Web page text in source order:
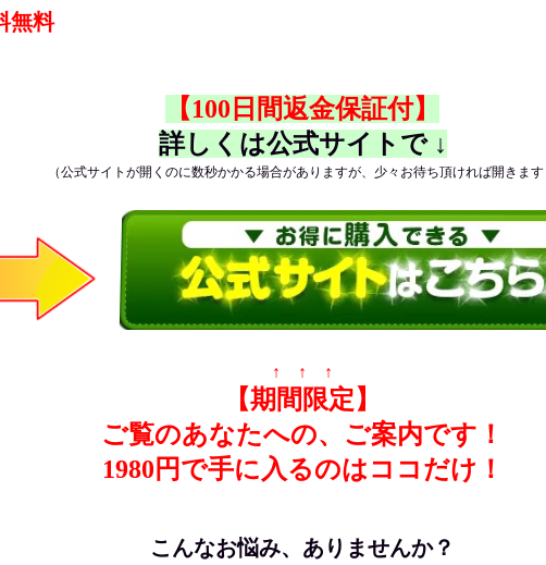
無料
【100日間返金保証付】
詳しくは公式サイトで ↓
（公式サイトが開くのに数秒かかる場合がありますが、少々お待ち頂ければ開きま
↑ ↑ ↑
【期間限定】
ご覧のあなたへの、ご案内です！
1980円で手に入るのはココだけ！
こんなお悩み、ありませんか？